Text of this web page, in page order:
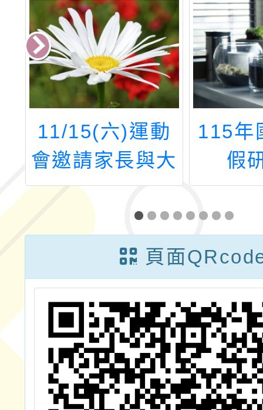
11/15(六)運動
會邀請家長與大
坡社區民眾一起
歡樂
115年
假
頁面